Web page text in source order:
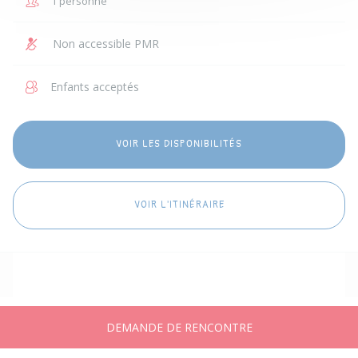
Non accessible PMR
Enfants acceptés
VOIR LES DISPONIBILITÉS
VOIR L'ITINÉRAIRE
DEMANDE DE RENCONTRE
Annonces Messages Publier